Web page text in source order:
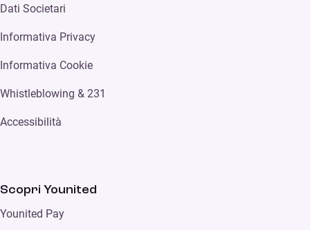
Dati Societari
Informativa Privacy
Informativa Cookie
Whistleblowing & 231
Accessibilità
Scopri Younited
Younited Pay